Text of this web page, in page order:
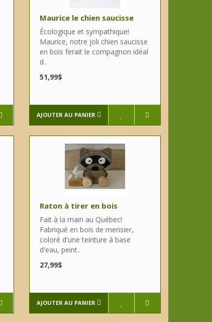
Maurice le chien saucisse
Écologique et sympathique!
Maurice, notre joli chien saucisse
en bois ferait le compagnon idéal
d..
51,99$
AJOUTER AU PANIER
Raton à tirer en bois
Fait à la main au Québec!
Fabriqué en bois de merisier,
coloré d'une teinture à base
d'eau, peint..
27,99$
AJOUTER AU PANIER